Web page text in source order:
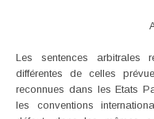
Les sentences arbitrales
différentes de celles
reconnues dans les Etats
les conventions